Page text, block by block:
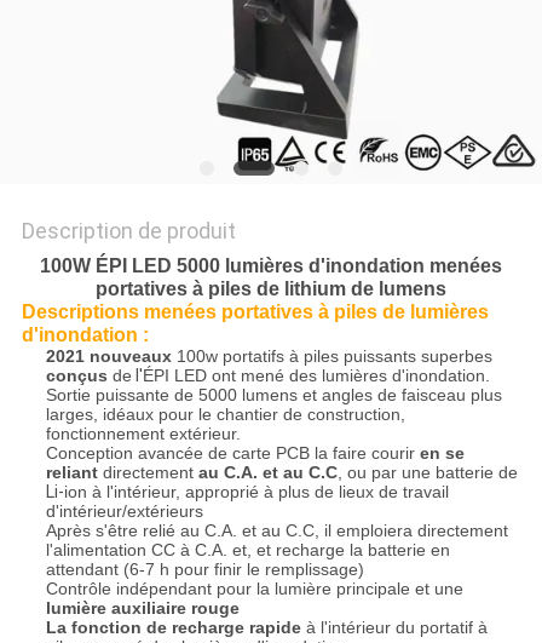
CONFIDENTIALITÉ
Description de produit
100W ÉPI LED 5000 lumières d'inondation menées
portatives à piles de lithium de lumens
Descriptions menées portatives à piles de lumières
d'inondation :
2021 nouveaux100w portatifs à piles puissants superbes
conçus de l'ÉPI LED ont mené des lumières d'inondation.
Sortie puissante de 5000 lumens et angles de faisceau plus
larges, idéaux pour le chantier de construction,
fonctionnement extérieur.
Conception avancée de carte PCB la faire courir en se
reliantdirectement au C.A. et au C.C, ou par une batterie de
Li-ion à l'intérieur, approprié à plus de lieux de travail
d'intérieur/extérieurs
Après s'être relié au C.A. et au C.C, il emploiera directement
l'alimentation CC à C.A. et, et recharge la batterie en
attendant (6-7 h pour finir le remplissage)
Contrôle indépendant pour la lumière principale et une
lumière auxiliaire rouge
La fonction de recharge rapideà l'intérieur du portatif à